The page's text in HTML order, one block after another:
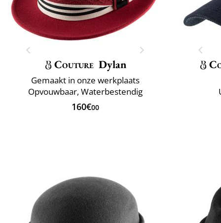
Couture Dylan
Gemaakt in onze werkplaats
Opvouwbaar, Waterbestendig
160€00